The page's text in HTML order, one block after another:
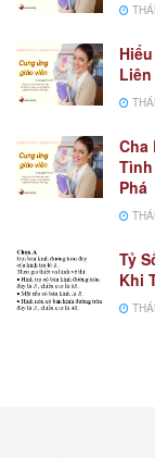
Cha
Phá
Tỷ
Khi